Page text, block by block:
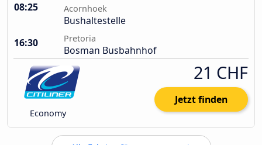
08:25 Acornhoek
Bushaltestelle
16:30
Pretoria
Bosman Busbahnhof
Economy
21 CHF
Jetzt finden